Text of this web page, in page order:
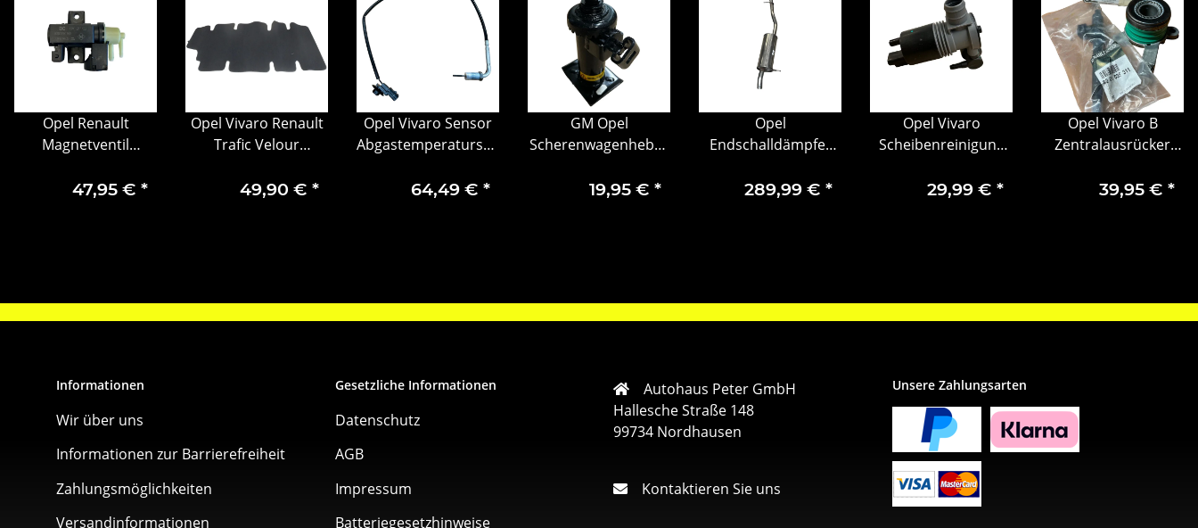
Opel Renault
Magnetventil
Druckwandler
47,95 € *
Opel Vivaro Renault
Trafic Velour
Sitzreihe 95599378
49,90 € *
Opel Vivaro Sensor
Abgastemperatursensor
64,49 € *
GM Opel
Scherenwagenheber
Combo 91140734
19,95 € *
Opel
Endschalldämpfer
Trafic III – OE
289,99 € *
Opel Vivaro
Scheibenreinigung
93450303
29,99 € *
Opel Vivaro B
Zentralausrücker
93198874
39,95 € *
Informationen
Wir über uns
Informationen zur Barrierefreiheit
Zahlungsmöglichkeiten
Versandinformationen
Gesetzliche Informationen
Datenschutz
AGB
Impressum
Batteriegesetzhinweise
Autohaus Peter GmbH
Hallesche Straße 148
99734 Nordhausen
Kontaktieren Sie uns
Unsere Zahlungsarten